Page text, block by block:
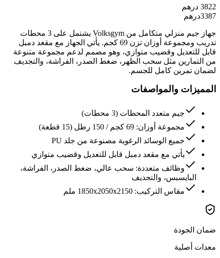
3822 درهم
3387درهم
جهاز جيم منزلي متكامل من Volksgym يشتمل على 3 محطات
تدريب ومجموعة أوزان تزن 69 كجم. يأتي الجهاز مع مقعد دمبل
قابل للتعديل وقضيب متوازي، وهو مصمم لدعم مجموعة متنوعة
من التمارين مثل سحب الظهر، ضغط الصدر، الفراشة، والتجديف
لضمان تمرين كامل للجسم.
المميزات والمواصفات
جيم متعدد المحطات (3 محطات)
مجموعة أوزان: 69 كجم / 150 رطل (15 قطعة)
جميع الوسائد الرغوية مصنوعة من جلد PU
يأتي مع مقعد دمبل قابل للتعديل وقضيب متوازي
وظائف متعددة: سحب عالي، ضغط الصدر، الفراشة،
البايسبس، والتجديف
مقاس التركيب: 1850x2050x2150 ملم
ضمان الجودة
معدات أصلية